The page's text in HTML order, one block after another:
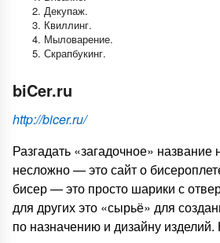
Декупаж.
Квиллинг.
Мыловарение.
Скрапбукинг.
biCer.ru
http://bicer.ru/
Разгадать «загадочное» название
несложно — это сайт о
бисер — это просто шарики с
для других это «сырьё» для
по назначению и дизайну изделий.